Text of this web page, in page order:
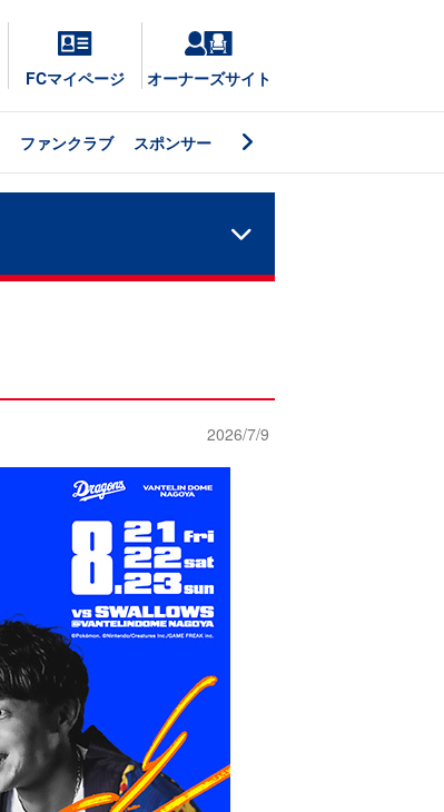
FCマイページ オーナーズサイト
ファンクラブ スポンサー
2026/7/9